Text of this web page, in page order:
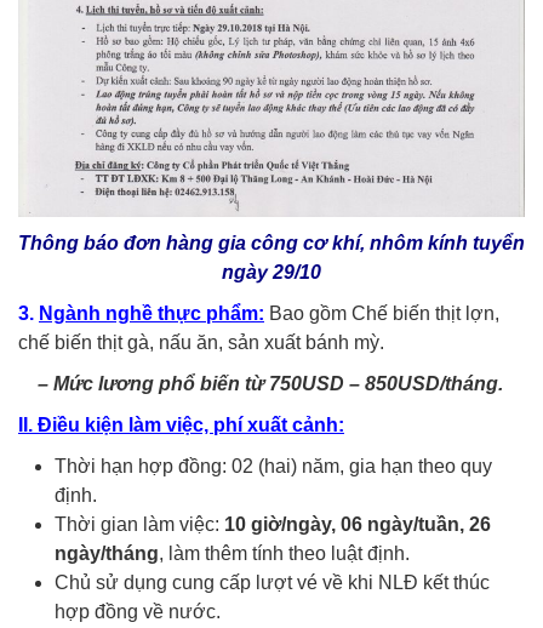
Thông báo đơn hàng gia công cơ khí, nhôm kính tuyển
ngày 29/10
3. Ngành nghề thực phẩm: Bao gồm Chế biến thịt lợn,
chế biến thịt gà, nấu ăn, sản xuất bánh mỳ.
– Mức lương phổ biến từ 750USD – 850USD/tháng.
II. Điều kiện làm việc, phí xuất cảnh:
Thời hạn hợp đồng: 02 (hai) năm, gia hạn theo quy
định.
Thời gian làm việc: 10 giờ/ngày, 06 ngày/tuần, 26
ngày/tháng, làm thêm tính theo luật định.
Chủ sử dụng cung cấp lượt vé về khi NLĐ kết thúc
hợp đồng về nước.